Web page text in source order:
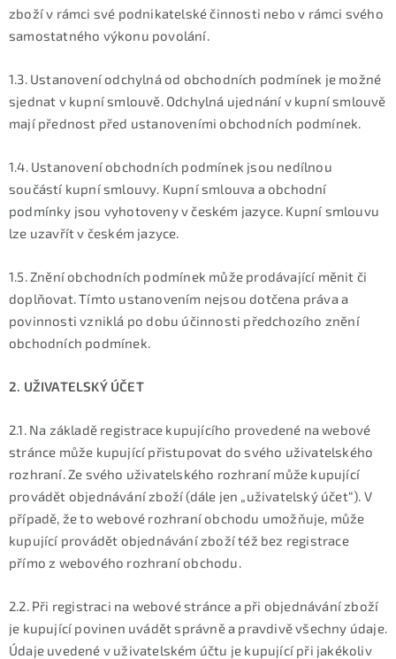
zboží v rámci své podnikatelské činnosti nebo v rámci svého
samostatného výkonu povolání.
1.3. Ustanovení odchylná od obchodních podmínek je možné
sjednat v kupní smlouvě. Odchylná ujednání v kupní smlouvě
mají přednost před ustanoveními obchodních podmínek.
1.4. Ustanovení obchodních podmínek jsou nedílnou
součástí kupní smlouvy. Kupní smlouva a obchodní
podmínky jsou vyhotoveny v českém jazyce. Kupní smlouvu
lze uzavřít v českém jazyce.
1.5. Znění obchodních podmínek může prodávající měnit či
doplňovat. Tímto ustanovením nejsou dotčena práva a
povinnosti vzniklá po dobu účinnosti předchozího znění
obchodních podmínek.
2. UŽIVATELSKÝ ÚČET
2.1. Na základě registrace kupujícího provedené na webové
stránce může kupující přistupovat do svého uživatelského
rozhraní. Ze svého uživatelského rozhraní může kupující
provádět objednávání zboží (dále jen „uživatelský účet“). V
případě, že to webové rozhraní obchodu umožňuje, může
kupující provádět objednávání zboží též bez registrace
přímo z webového rozhraní obchodu.
2.2. Při registraci na webové stránce a při objednávání zboží
je kupující povinen uvádět správně a pravdivě všechny údaje.
Údaje uvedené v uživatelském účtu je kupující při jakékoliv